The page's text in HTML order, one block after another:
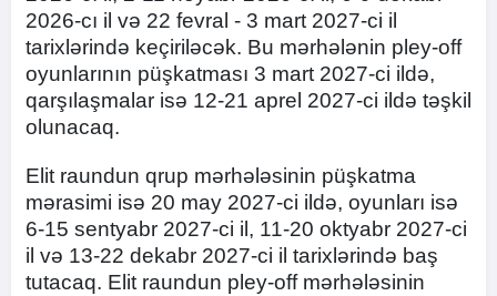
2026-cı il və 22 fevral - 3 mart 2027-ci il
tarixlərində keçiriləcək. Bu mərhələnin pley-off
oyunlarının püşkatması 3 mart 2027-ci ildə,
qarşılaşmalar isə 12-21 aprel 2027-ci ildə təşkil
olunacaq.
Elit raundun qrup mərhələsinin püşkatma
mərasimi isə 20 may 2027-ci ildə, oyunları isə
6-15 sentyabr 2027-ci il, 11-20 oktyabr 2027-ci
il və 13-22 dekabr 2027-ci il tarixlərində baş
tutacaq. Elit raundun pley-off mərhələsinin